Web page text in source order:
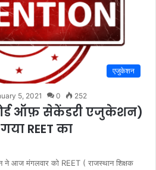
एजुकेशन
5, 2021 0 252
ऑफ़ सेकेंडरी एजुकेशन)
REET का
आज मंगलवार को REET ( राजस्थान शिक्षक